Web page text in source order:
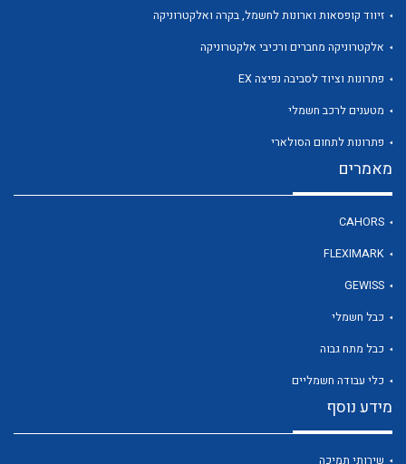
זיווד קופסאות וארונות לחשמל, בקרה ואלקטרוניקה
אלקטרוניקה מחברים ורכיבי אלקטרוניקה
פתרונות וציוד לסביבה נפיצה EX
מטענים לרכב חשמלי
פתרונות לתחום הסולארי
מאמרים
CAHORS
FLEXIMARK
GEWISS
כבל חשמלי
כבל מתח גבוה
כלי עבודה חשמליים
מידע נוסף
שירותי תמיכה